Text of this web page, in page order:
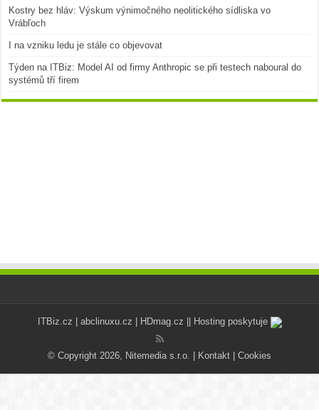
Kostry bez hláv: Výskum výnimočného neolitického sídliska vo
Vrábľoch
I na vzniku ledu je stále co objevovat
Týden na ITBiz: Model AI od firmy Anthropic se při testech naboural do
systémů tří firem
ITBiz.cz abclinuxu.cz HDmag.cz || Hosting poskytuje
© Copyright 2026, Nitemedia s.r.o. | Kontakt Cookies